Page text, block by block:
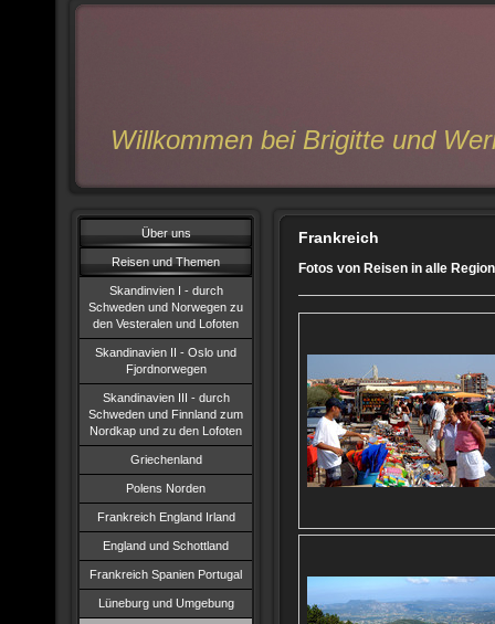
Willkommen bei Brigitte und
Über uns
Reisen und Themen
Skandinvien I - durch
Schweden und Norwegen zu
den Vesteralen und Lofoten
Skandinavien II - Oslo und
Fjordnorwegen
Skandinavien III - durch
Schweden und Finnland zum
Nordkap und zu den Lofoten
Griechenland
Polens Norden
Frankreich England Irland
England und Schottland
Frankreich Spanien Portugal
Lüneburg und Umgebung
Frankreich
Fotos von Reisen in alle